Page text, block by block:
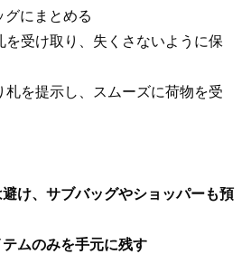
グにまとめる
を受け取り、失くさないように保
札を提示し、スムーズに荷物を受
け、サブバッグやショッパーも預
ムのみを手元に残す